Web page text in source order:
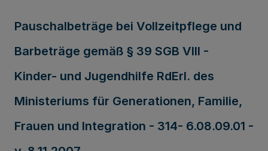
Pauschalbeträge bei Vollzeitpflege und
Barbeträge gemäß § 39 SGB VIII -
Kinder- und Jugendhilfe RdErl. des
Ministeriums für Generationen, Familie,
Frauen und Integration - 314- 6.08.09.01 -